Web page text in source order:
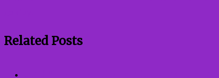
Related Posts